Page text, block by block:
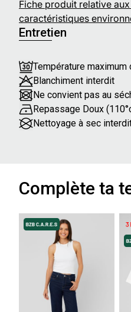
Fiche produit relative
caractéristiques
Entretien
Température
Blanchiment interdit
Ne convient pas au
Repassage Doux
Nettoyage à sec
Complète ta